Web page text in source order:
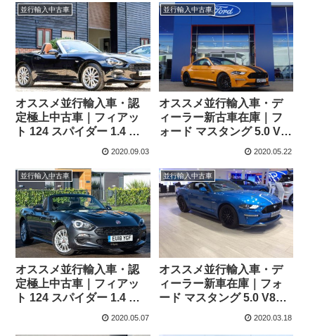
ンドル
並行輸入中古車
オススメ並行輸入車・認
定極上中古車｜フィアッ
ト 124 スパイダー 1.4 マ
2020.09.03
並行輸入中古車
オススメ並行輸入車・デ
ィーラー新古車在庫｜フ
ォード マスタング 5.0 V8
GT 10AT 右ハンドル
2020.05.22
並行輸入中古車
オススメ並行輸入車・認
定極上中古車｜フィアッ
ト 124 スパイダー 1.4 マ
ルチエア クラシカ
2020.05.07
並行輸入中古車
オススメ並行輸入車・デ
ィーラー新車在庫｜フォ
ード マスタング 5.0 V8
GT 10AT 右ハンドル
2020.03.18